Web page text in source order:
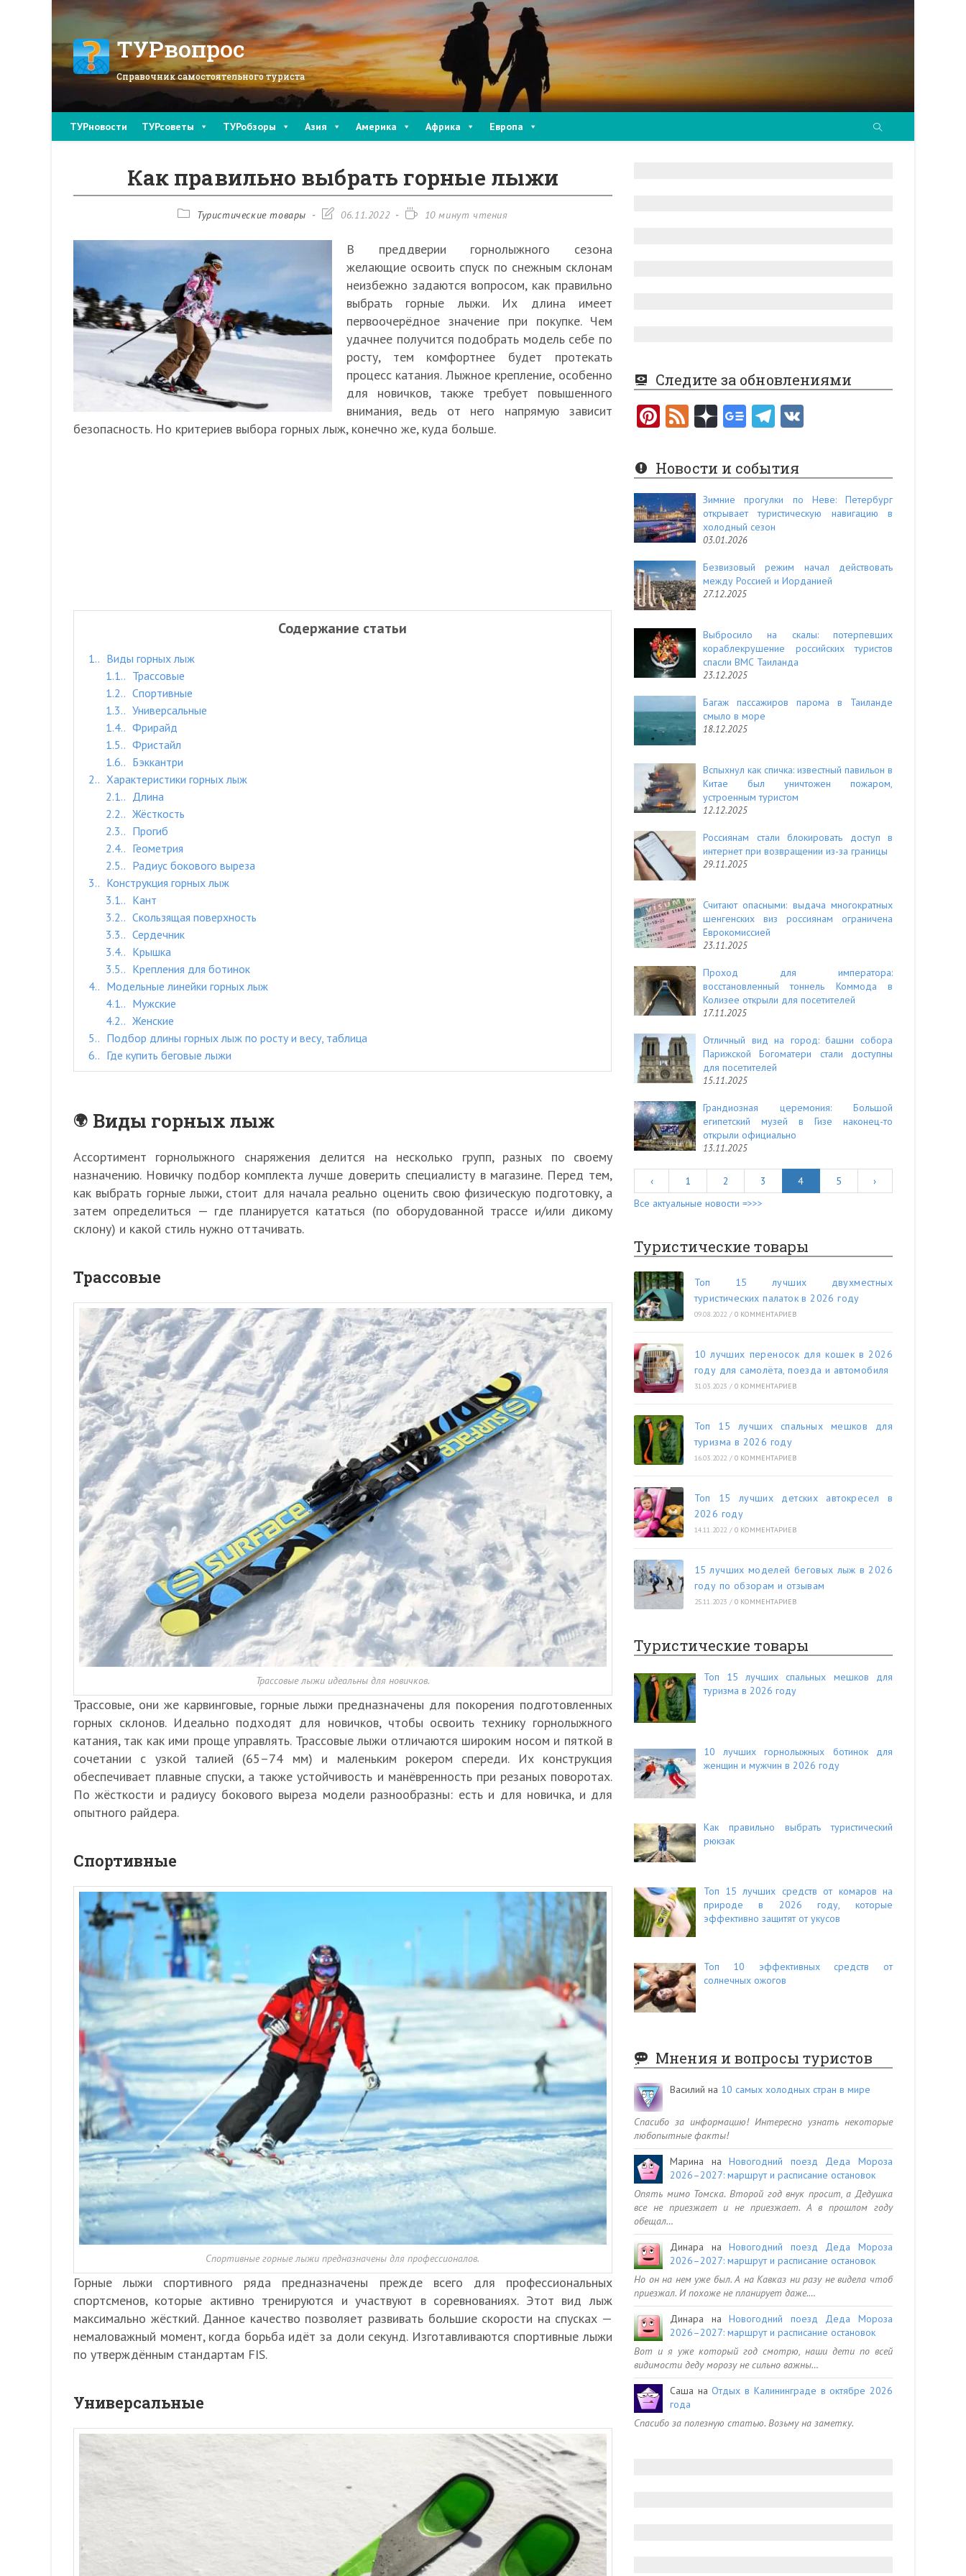
ТУРвопрос
Справочник самостоятельного туриста
ТУРновости ТУРсоветы ТУРобзоры Азия Америка Африка Европа
Как правильно выбрать горные лыжи
РубрикаТуристические товары
Запись06.11.2022
Время10 минут чтения
В преддверии горнолыжного сезона
желающие освоить спуск по снежным склонам
неизбежно задаются вопросом, как правильно
выбрать горные лыжи. Их длина имеет
первоочерёдное значение при покупке. Чем
удачнее получится подобрать модель себе по
росту, тем комфортнее будет протекать
процесс катания. Лыжное крепление, особенно
для новичков, также требует повышенного
внимания, ведь от него напрямую зависит
безопасность. Но критериев выбора горных лыж, конечно же, куда больше.
Содержание статьи
1.
Виды горных лыж
1.1.
Трассовые
1.2.
Спортивные
1.3.
Универсальные
1.4.
Фрирайд
1.5.
Фристайл
1.6.
Бэккантри
2.
Характеристики горных лыж
2.1.
Длина
2.2.
Жёсткость
2.3.
Прогиб
2.4.
Геометрия
2.5.
Радиус бокового выреза
3.
Конструкция горных лыж
3.1.
Кант
3.2.
Скользящая поверхность
3.3.
Сердечник
3.4.
Крышка
3.5.
Крепления для ботинок
4.
Модельные линейки горных лыж
4.1.
Мужские
4.2.
Женские
5.
Подбор длины горных лыж по росту и весу, таблица
6.
Где купить беговые лыжи
Виды горных лыж
Ассортимент горнолыжного снаряжения делится на несколько групп, разных по своему
назначению. Новичку подбор комплекта лучше доверить специалисту в магазине. Перед тем,
как выбрать горные лыжи, стоит для начала реально оценить свою физическую подготовку, а
затем определиться — где планируется кататься (по оборудованной трассе и/или дикому
склону) и какой стиль нужно оттачивать.
Трассовые
Трассовые лыжи идеальны для новичков.
Трассовые, они же карвинговые, горные лыжи предназначены для покорения подготовленных
горных склонов. Идеально подходят для новичков, чтобы освоить технику горнолыжного
катания, так как ими проще управлять. Трассовые лыжи отличаются широким носом и пяткой в
сочетании с узкой талией (65–74 мм) и маленьким рокером спереди. Их конструкция
обеспечивает плавные спуски, а также устойчивость и манёвренность при резаных поворотах.
По жёсткости и радиусу бокового выреза модели разнообразны: есть и для новичка, и для
опытного райдера.
Спортивные
Спортивные горные лыжи предназначены для профессионалов.
Горные лыжи спортивного ряда предназначены прежде всего для профессиональных
спортсменов, которые активно тренируются и участвуют в соревнованиях. Этот вид лыж
максимально жёсткий. Данное качество позволяет развивать большие скорости на спусках —
немаловажный момент, когда борьба идёт за доли секунд. Изготавливаются спортивные лыжи
по утверждённым стандартам FIS.
Универсальные
Следите за обновлениями
Pi
er
es
t
F
e
d
Новости и события
Зимние прогулки по Неве: Петербург
открывает туристическую навигацию в
холодный сезон
03.01.2026
Безвизовый режим начал действовать
между Россией и Иорданией
27.12.2025
Выбросило на скалы: потерпевших
кораблекрушение российских туристов
спасли ВМС Таиланда
23.12.2025
Багаж пассажиров парома в Таиланде
смыло в море
18.12.2025
Вспыхнул как спичка: известный павильон в
Китае был уничтожен пожаром,
устроенным туристом
12.12.2025
Россиянам стали блокировать доступ в
интернет при возвращении из-за границы
29.11.2025
Считают опасными: выдача многократных
шенгенских виз россиянам ограничена
Еврокомиссией
23.11.2025
Проход для императора:
восстановленный тоннель Коммода в
Колизее открыли для посетителей
17.11.2025
Отличный вид на город: башни собора
Парижской Богоматери стали доступны
для посетителей
15.11.2025
Грандиозная церемония: Большой
египетский музей в Гизе наконец-то
открыли официально
13.11.2025
‹ 1 2 3 4 5
›
Все актуальные новости =>>>
Туристические товары
Топ 15 лучших двухместных
туристических палаток в 2026 году
09.08.2022 / 0 КОММЕНТАРИЕВ
10 лучших переносок для кошек в 2026
году для самолёта, поезда и автомобиля
31.03.2023 / 0 КОММЕНТАРИЕВ
Топ 15 лучших спальных мешков для
туризма в 2026 году
16.03.2022 / 0 КОММЕНТАРИЕВ
Топ 15 лучших детских автокресел в
2026 году
14.11.2022 / 0 КОММЕНТАРИЕВ
15 лучших моделей беговых лыж в 2026
году по обзорам и отзывам
25.11.2023 / 0 КОММЕНТАРИЕВ
Туристические товары
Топ 15 лучших спальных мешков для
туризма в 2026 году
10 лучших горнолыжных ботинок для
женщин и мужчин в 2026 году
Как правильно выбрать туристический
рюкзак
Топ 15 лучших средств от комаров на
природе в 2026 году, которые
эффективно защитят от укусов
Топ 10 эффективных средств от
солнечных ожогов
Мнения и вопросы туристов
Василий на 10 самых холодных стран в мире
Спасибо за информацию! Интересно узнать некоторые
любопытные факты!
Марина наНовогодний поезд Деда Мороза
2026–2027: маршрут и расписание остановок
Опять мимо Томска. Второй год внук просит, а Дедушка
все не приезжает и не приезжает. А в прошлом году
обещал…
Динара наНовогодний поезд Деда Мороза
2026–2027: маршрут и расписание остановок
Но он на нем уже был. А на Кавказ ни разу не видела чтоб
приезжал. И похоже не планирует даже.…
Динара наНовогодний поезд Деда Мороза
2026–2027: маршрут и расписание остановок
Вот и я уже который год смотрю, наши дети по всей
видимости деду морозу не сильно важны…
Саша наОтдых в Калининграде в октябре 2026
года
Спасибо за полезную статью. Возьму на заметку.